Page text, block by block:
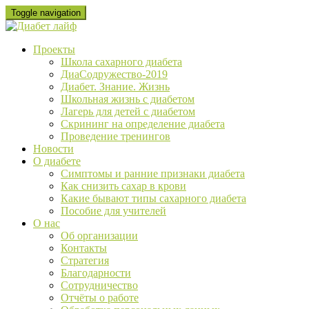
Skip
to
content
Toggle navigation
Проекты
Школа сахарного диабета
ДиаСодружество-2019
Диабет. Знание. Жизнь
Школьная жизнь с диабетом
Лагерь для детей с диабетом
Скрининг на определение диабета
Проведение тренингов
Новости
О диабете
Cимптомы и ранние признаки диабета
Как снизить сахар в крови
Какие бывают типы сахарного диабета
Пособие для учителей
О нас
Об организации
Контакты
Стратегия
Благодарности
Сотрудничество
Отчёты о работе